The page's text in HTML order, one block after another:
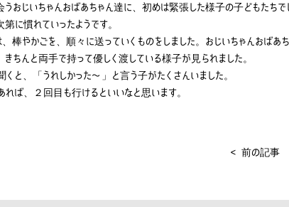
うおじいちゃんおばあちゃん達に、初めは緊張した様子の子どもたち
第に慣れていったようです。
、棒やかごを、順々に送っていくものをしました。おじいちゃんおばあ
きちんと両手で持って優しく渡している様子が見られました。
くと、「うれしかった〜」と言う子がたくさんいました。
れば、２回目も行けるといいなと思います。
< 前の記事